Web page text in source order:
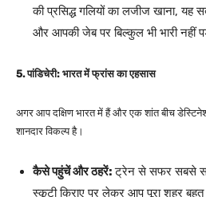
की प्रसिद्ध गलियों का लजीज खाना,
और आपकी जेब पर बिल्कुल भी भारी नहीं
5. पांडिचेरी: भारत में फ्रांस का एहसास
अगर आप दक्षिण भारत में हैं और एक शांत बीच
शानदार विकल्प है।
कैसे पहुंचें और ठहरें:ट्रेन से सफर सबसे
स्कूटी किराए पर लेकर आप पूरा शहर